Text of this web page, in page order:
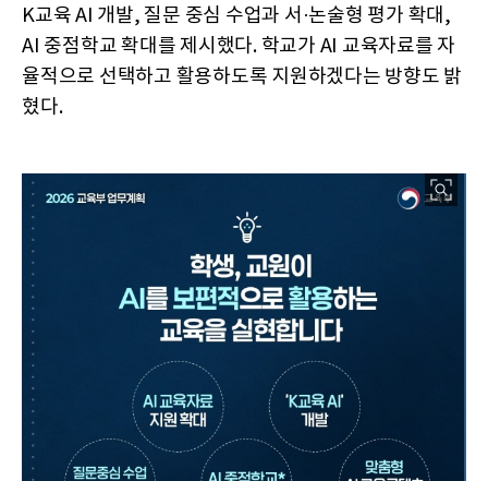
K교육 AI 개발, 질문 중심 수업과 서·논술형 평가 확대,
AI 중점학교 확대를 제시했다. 학교가 AI 교육자료를 자
율적으로 선택하고 활용하도록 지원하겠다는 방향도 밝
혔다.